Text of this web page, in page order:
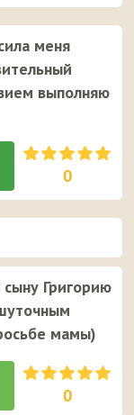
меня
выполняю
0
Григорию
мамы)
0